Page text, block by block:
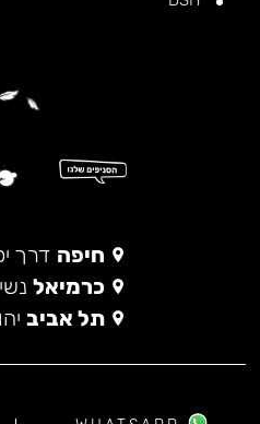
חיפה דרך יפו
כרמיאל
תל אביב